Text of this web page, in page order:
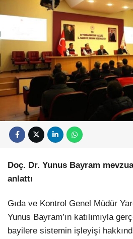
Doç. Dr. Yunus Bayram
anlattı
Gıda ve Kontrol Genel Müdür
Yunus Bayram’ın katılımıyla
bayilere sistemin işleyişi